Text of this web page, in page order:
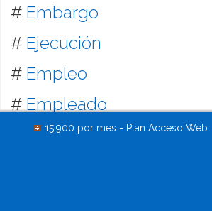
15.900 por mes - Plan Acceso Web
# Embargo
# Ejecución
# Empleo
# Empleado
Estatutos